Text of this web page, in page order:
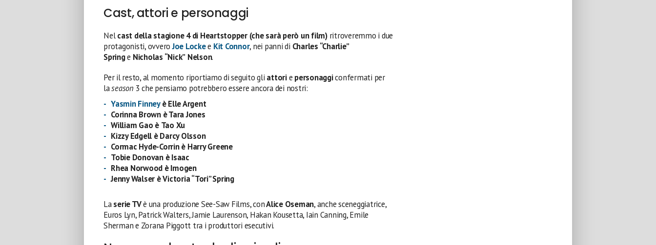
Cast, attori e personaggi
Nelcast della stagione 4 di Heartstopper (che sarà però un film) ritroveremmo i due
protagonisti, ovveroJoe Lockee Kit Connor, nei panni di Charles “Charlie”
Springe Nicholas “Nick” Nelson.
Per il resto, al momento riportiamo di seguito gli attorie personaggiconfermati per
laseason 3 che pensiamo potrebbero essere ancora dei nostri:
Yasmin Finneyè Elle Argent
Corinna Brown è Tara Jones
William Gao è Tao Xu
Kizzy Edgell è Darcy Olsson
Cormac Hyde-Corrin è Harry Greene
Tobie Donovan è Isaac
Rhea Norwood è Imogen
Jenny Walser è Victoria “Tori” Spring
Laserie TVè una produzione See-Saw Films, conAlice Oseman, anche sceneggiatrice,
Euros Lyn, Patrick Walters, Jamie Laurenson, Hakan Kousetta, Iain Canning, Emile
Sherman e Zorana Piggott tra i produttori esecutivi.